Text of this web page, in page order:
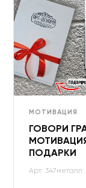
МОТИВАЦИЯ
ГОВОРИ
ПОДАРКИ
Арт: 347металл